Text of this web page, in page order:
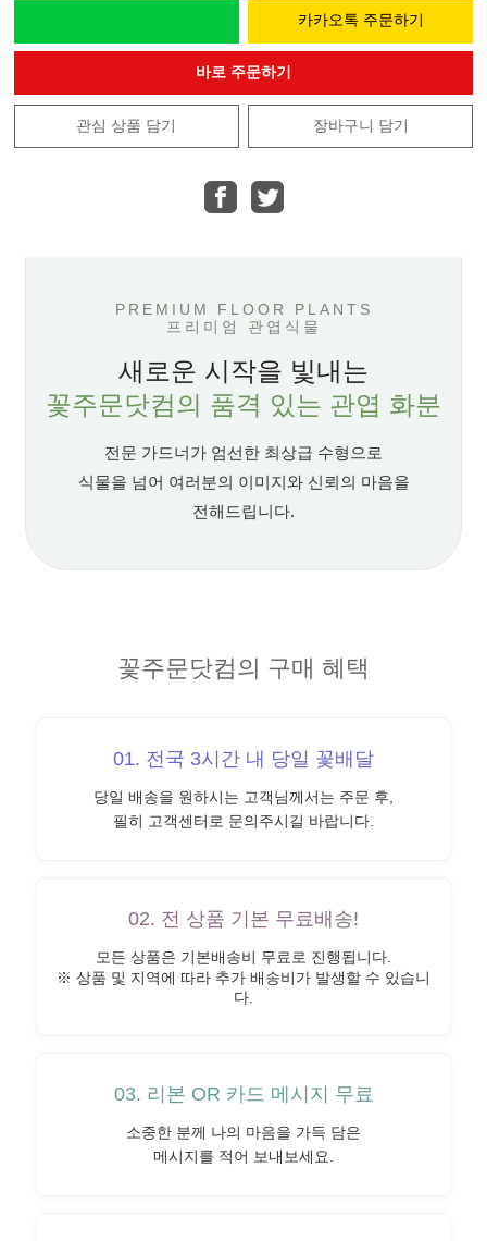
카카오톡 주문하기
바로 주문하기
관심 상품 담기 장바구니 담기
PREMIUM FLOOR PLANTS
프리미엄 관엽식물
새로운 시작을 빛내는
꽃주문닷컴의 품격 있는 관엽 화분
전문 가드너가 엄선한 최상급 수형으로
식물을 넘어 여러분의 이미지와 신뢰의 마음을
전해드립니다.
꽃주문닷컴의 구매 혜택
01. 전국 3시간 내 당일 꽃배달
당일 배송을 원하시는 고객님께서는 주문 후,
필히 고객센터로 문의주시길 바랍니다.
02. 전 상품 기본 무료배송!
모든 상품은 기본배송비 무료로 진행됩니다.
※ 상품 및 지역에 따라 추가 배송비가 발생할 수 있습니
다.
03. 리본 OR 카드 메시지 무료
소중한 분께 나의 마음을 가득 담은
메시지를 적어 보내보세요.